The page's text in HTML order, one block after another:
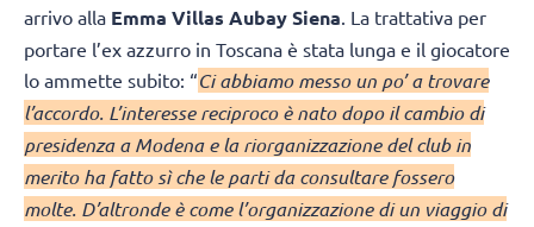
arrivo alla Emma Villas Aubay Siena. La trattativa per
portare l’ex azzurro in Toscana è stata lunga e il giocatore
lo ammette subito: “Ci abbiamo messo un po’ a trovare
l’accordo. L’interesse reciproco è nato dopo il cambio di
presidenza a Modena e la riorganizzazione del club in
merito ha fatto sì che le parti da consultare fossero
molte. D’altronde è come l’organizzazione di un viaggio di